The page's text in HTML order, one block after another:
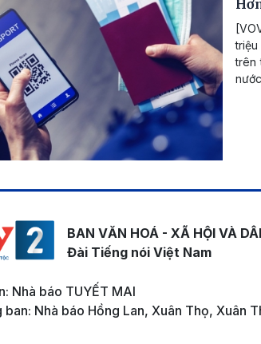
trên
BAN VĂN HOÁ - XÃ HỘI VÀ
Đài Tiếng nói Việt Nam
Nhà báo TUYẾT MAI
ban: Nhà báo Hồng Lan, Xuân Thọ, Xuân